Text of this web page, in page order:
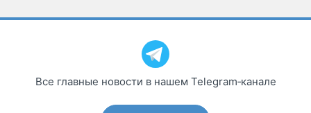
Все главные новости в нашем Telegram‑канале